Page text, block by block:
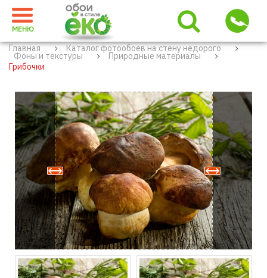
МЕНЮ
Главная Каталог фотообоев на стену недорого
Фоны и текстуры
Природные материалы
Грибочки